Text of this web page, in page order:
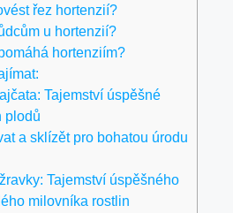
řez hortenzií?
u hortenzií?
hortenziím?
Tajemství úspěšné
plodů
a sklízět pro bohatou úrodu
Tajemství úspěšného
milovníka rostlin